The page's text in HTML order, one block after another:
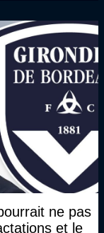
ne pas
et le